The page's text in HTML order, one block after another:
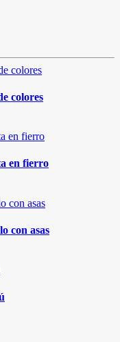
colores
en fierro
con asas